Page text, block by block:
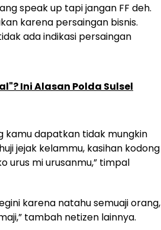
speak up tapi jangan FF deh.
karena persaingan bisnis.
ada indikasi persaingan
Ini Alasan Polda Sulsel
kamu dapatkan tidak mungkin
jejak kelammu, kasihan kodong
urus mi urusanmu,” timpal
karena natahu semuaji orang,
tambah netizen lainnya.